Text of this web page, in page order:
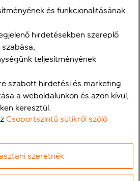
és funkcionalitásának
hirdetésekben szereplő
teljesítményének
szabott hirdetési és marketing
a weboldalunkon és azon kívül,
keresztül.
Csoportszintű sütikről szóló
szeretnék